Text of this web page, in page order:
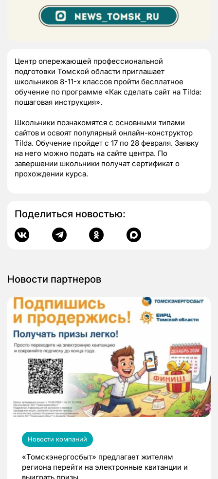
Центр опережающей профессиональной
подготовки Томской области приглашает
школьников 8-11-х классов пройти бесплатное
обучение по программе «Как сделать сайт на Tilda:
пошаговая инструкция».
Школьники познакомятся с основными типами
сайтов и освоят популярный онлайн-конструктор
Tilda. Обучение пройдет с 17 по 28 февраля. Заявку
на него можно подать на сайте центра. По
завершении школьники получат сертификат о
прохождении курса.
Поделиться новостью:
Новости партнеров
Новости компаний
«Томскэнергосбыт» предлагает жителям
региона перейти на электронные квитанции и